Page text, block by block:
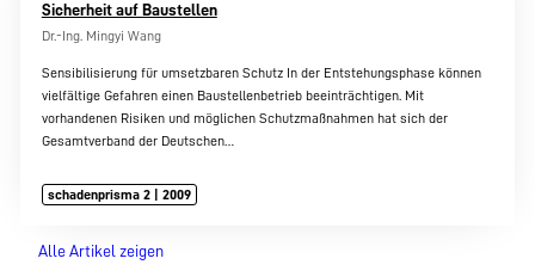
Sicherheit auf Baustellen
Dr.-Ing. Mingyi Wang
Sensibilisierung für umsetzbaren Schutz In der Entstehungsphase können
vielfältige Gefahren einen Baustellenbetrieb beeinträchtigen. Mit
vorhandenen Risiken und möglichen Schutzmaßnahmen hat sich der
Gesamtverband der Deutschen…
schadenprisma 2 | 2009
Alle Artikel zeigen